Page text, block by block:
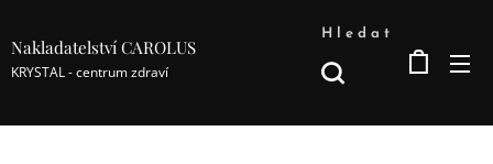
Nakladatelství CAROLUS
KRYSTAL - centrum zdraví
Hledat